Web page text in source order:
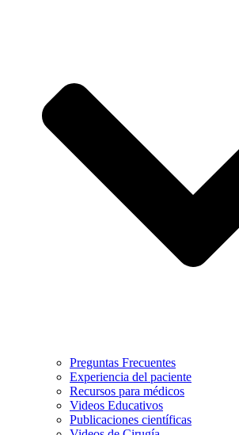
Preguntas Frecuentes
Experiencia del paciente
Recursos para médicos
Videos Educativos
Publicaciones científicas